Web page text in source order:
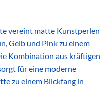
vereint matte Kunstperlen
Gelb und Pink zu einem
Kombination aus kräftigen
für eine moderne
zu einem Blickfang in